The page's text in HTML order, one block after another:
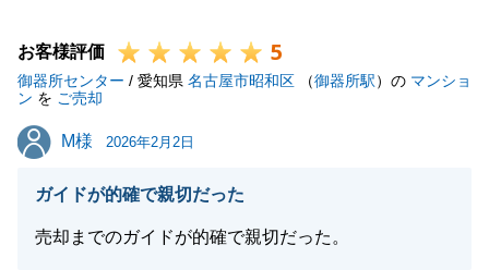
引き続きどうぞよろしくお願いいたします。
お客様評価 5
御器所センター / 愛知県 名古屋市昭和区 （御器所駅）の マンショ
ン を ご売却
M様
M様 2026年2月2日
ガイドが的確で親切だった
売却までのガイドが的確で親切だった。